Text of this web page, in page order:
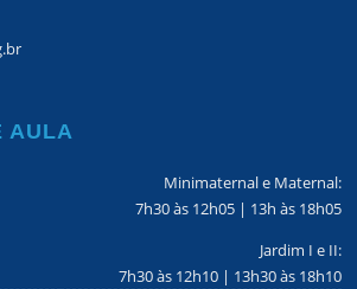
AULA
Minimaternal e Maternal:
7h30 às 12h05 | 13h às 18h05
Jardim I e II:
7h30 às 12h10 | 13h30 às 18h10